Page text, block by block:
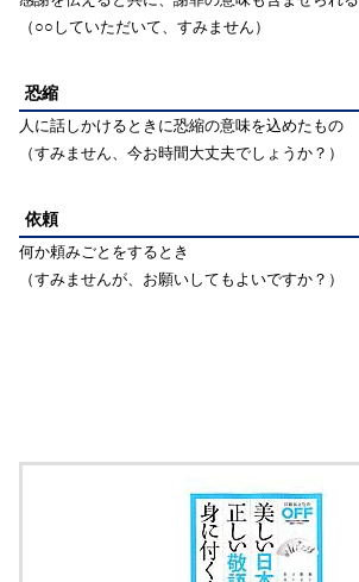
（○○していただいて、すみません）
恐縮
人に話しかけるときに恐縮の意味を込めたもの
（すみません、今お時間大丈夫でしょうか？）
依頼
何か頼みごとをするとき
（すみませんが、お願いしてもよいですか？）